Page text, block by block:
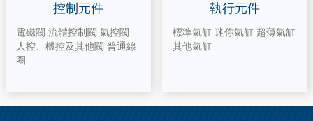
控制元件
電磁閥 流體控制閥 氣控閥
人控、機控及其他閥 普通線
圈
執行元件
標準氣缸 迷你氣缸 超薄氣缸
其他氣缸